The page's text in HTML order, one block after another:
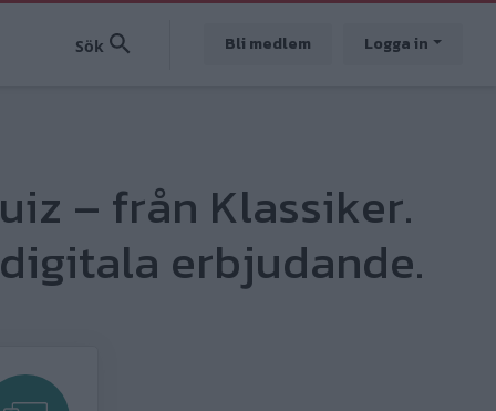
Bli medlem Logga in
– från Klassiker.
erbjudande.